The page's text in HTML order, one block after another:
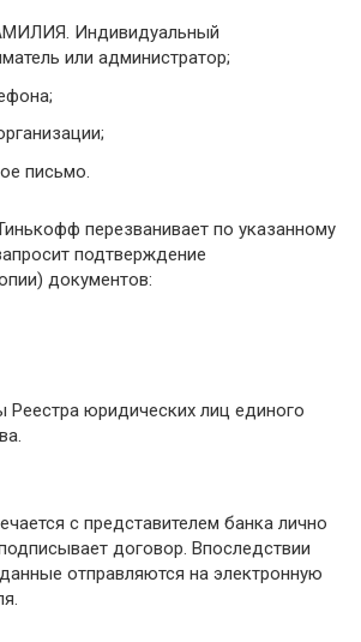
Индивидуальный
или администратор;
письмо.
перезванивает по указанному
подтверждение
документов:
Реестра юридических лиц единого
с представителем банка лично
договор. Впоследствии
отправляются на электронную